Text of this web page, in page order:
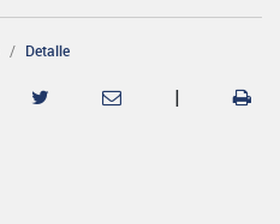
Detalle
|